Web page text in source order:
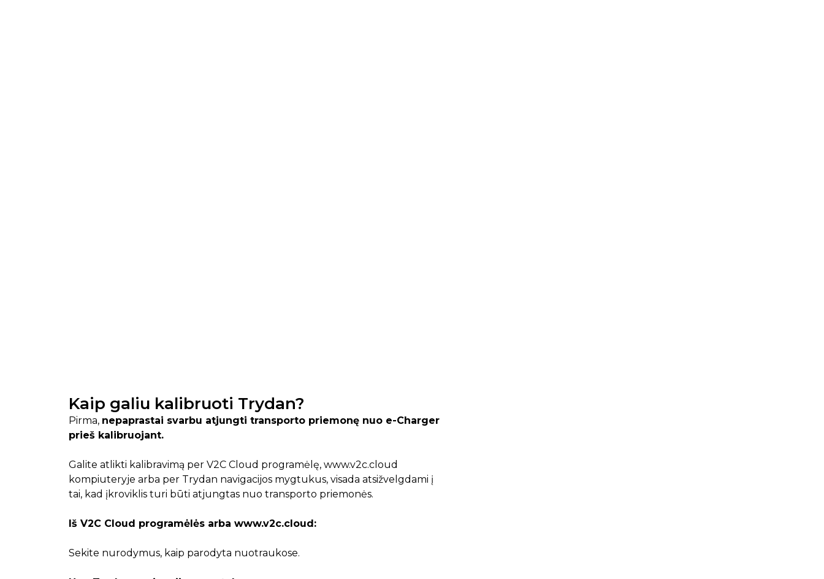
Kaip galiu kalibruoti Trydan?
Pirma, nepaprastai svarbu atjungti transporto priemonę nuo e-Charger
prieš kalibruojant.
Galite atlikti kalibravimą per V2C Cloud programėlę, www.v2c.cloud
kompiuteryje arba per Trydan navigacijos mygtukus, visada atsižvelgdami į
tai, kad įkroviklis turi būti atjungtas nuo transporto priemonės.
Iš V2C Cloud programėlės arba www.v2c.cloud:
Sekite nurodymus, kaip parodyta nuotraukose.